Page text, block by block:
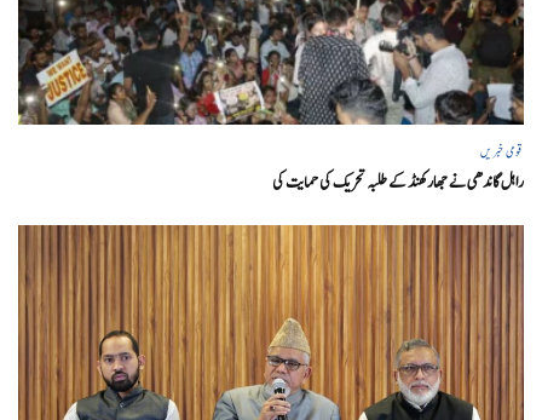
قومی خبریں
راہل گاندھی نے جھارکھنڈ کے طلبہ تحریک کی حمایت کی